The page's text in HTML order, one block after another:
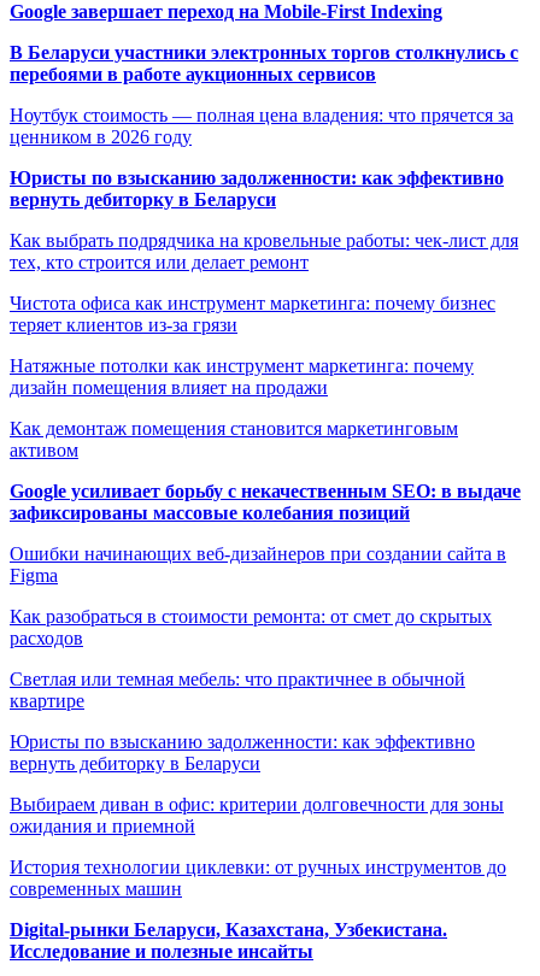
Google завершает переход на Mobile-First Indexing
В Беларуси участники электронных торгов столкнулись с
перебоями в работе аукционных сервисов
Ноутбук стоимость — полная цена владения: что прячется за
ценником в 2026 году
Юристы по взысканию задолженности: как эффективно
вернуть дебиторку в Беларуси
Как выбрать подрядчика на кровельные работы: чек-лист для
тех, кто строится или делает ремонт
Чистота офиса как инструмент маркетинга: почему бизнес
теряет клиентов из-за грязи
Натяжные потолки как инструмент маркетинга: почему
дизайн помещения влияет на продажи
Как демонтаж помещения становится маркетинговым
активом
Google усиливает борьбу с некачественным SEO: в выдаче
зафиксированы массовые колебания позиций
Ошибки начинающих веб-дизайнеров при создании сайта в
Figma
Как разобраться в стоимости ремонта: от смет до скрытых
расходов
Светлая или темная мебель: что практичнее в обычной
квартире
Юристы по взысканию задолженности: как эффективно
вернуть дебиторку в Беларуси
Выбираем диван в офис: критерии долговечности для зоны
ожидания и приемной
История технологии циклевки: от ручных инструментов до
современных машин
Digital-рынки Беларуси, Казахстана, Узбекистана.
Исследование и полезные инсайты